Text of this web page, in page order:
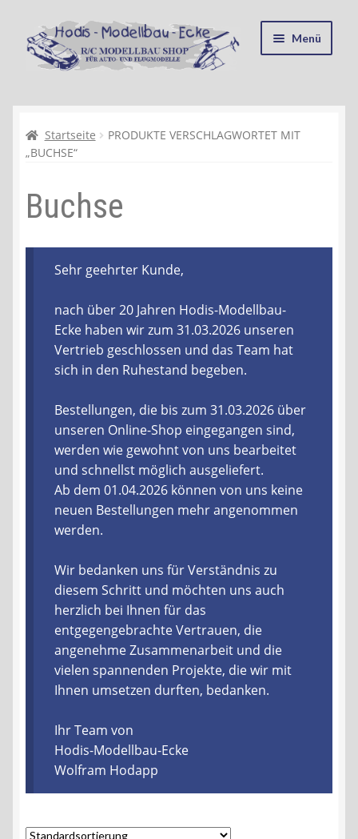
Zur
Navigation
springen
Zum
Inhalt
springen
Menü
Kasse
Recycling, Entsorgung und Umwelt
Shop
Warenkorb
Ablauf einer Bestellung
Zahlungsarten
Lieferzeit & Verfügbarkeit
Gutschein
Batterien- und Akku Verordnung
Elektro- und Elektronikgeräte Verordnung
Öle- und Schmierstoff Verordnung
Vereine & Foren
Kontakt
Startseite
PRODUKTE VERSCHLAGWORTET MIT
„BUCHSE“
Buchse
Sehr geehrter Kunde,
nach über 20 Jahren Hodis-Modellbau-
Ecke haben wir zum 31.03.2026 unseren
Vertrieb geschlossen und das Team hat
sich in den Ruhestand begeben.
Bestellungen, die bis zum 31.03.2026 über
unseren Online-Shop eingegangen sind,
werden wie gewohnt von uns bearbeitet
und schnellst möglich ausgeliefert.
Ab dem 01.04.2026 können von uns keine
neuen Bestellungen mehr angenommen
werden.
Wir bedanken uns für Verständnis zu
diesem Schritt und möchten uns auch
herzlich bei Ihnen für das
entgegengebrachte Vertrauen, die
angenehme Zusammenarbeit und die
vielen spannenden Projekte, die wir mit
Ihnen umsetzen durften, bedanken.
Ihr Team von
Hodis-Modellbau-Ecke
Wolfram Hodapp